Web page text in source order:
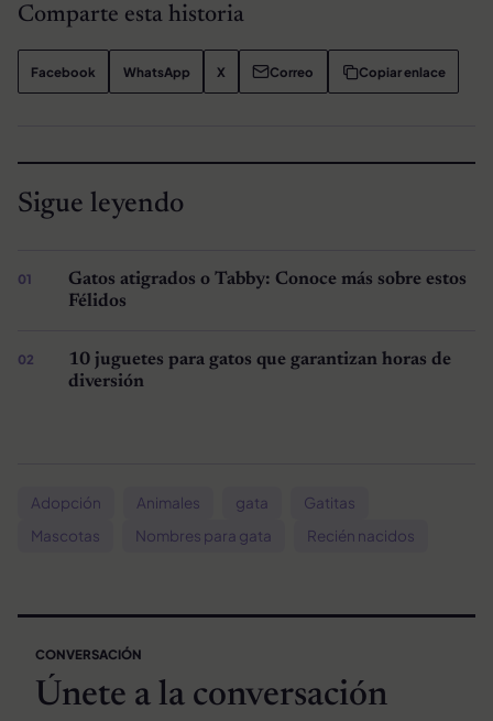
Comparte esta historia
Facebook WhatsApp X Correo Copiar enlace
Sigue leyendo
Gatos atigrados o Tabby: Conoce más sobre estos
Félidos
10 juguetes para gatos que garantizan horas de
diversión
Adopción Animales gata
Gatitas
Mascotas
Nombres para gata Recién nacidos
CONVERSACIÓN
Únete a la conversación